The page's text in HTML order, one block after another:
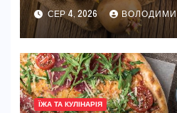
та безпечні
СЕР 4, 2026
ЇЖА ТА КУЛІНАРІЯ